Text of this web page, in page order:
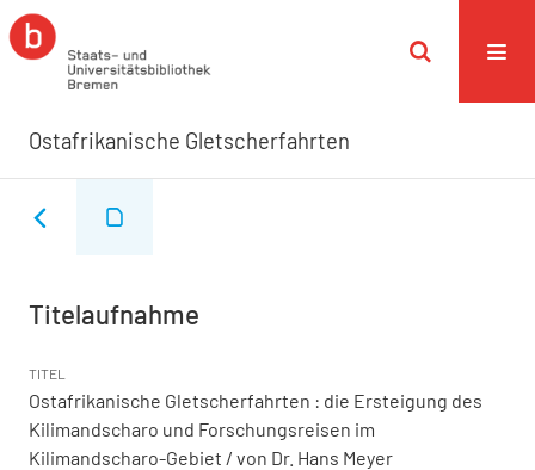
Ostafrikanische Gletscherfahrten
Titelaufnahme
TITEL
Ostafrikanische Gletscherfahrten : die Ersteigung des
Kilimandscharo und Forschungsreisen im
Kilimandscharo-Gebiet / von Dr. Hans Meyer